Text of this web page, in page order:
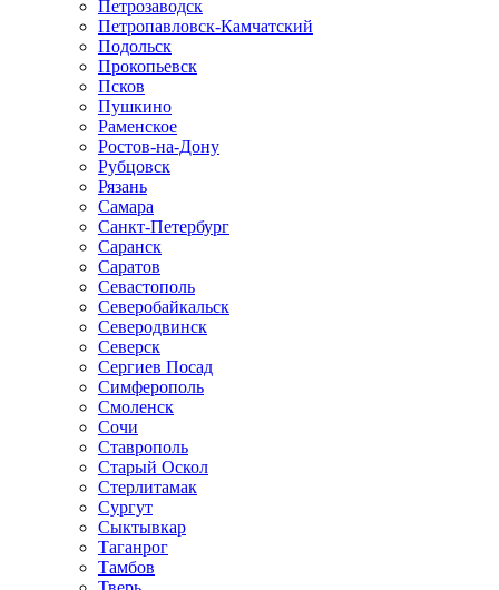
Петрозаводск
Петропавловск-Камчатский
Подольск
Прокопьевск
Псков
Пушкино
Раменское
Ростов-на-Дону
Рубцовск
Рязань
Самара
Санкт-Петербург
Саранск
Саратов
Севастополь
Северобайкальск
Северодвинск
Северск
Сергиев Посад
Симферополь
Смоленск
Сочи
Ставрополь
Старый Оскол
Стерлитамак
Сургут
Сыктывкар
Таганрог
Тамбов